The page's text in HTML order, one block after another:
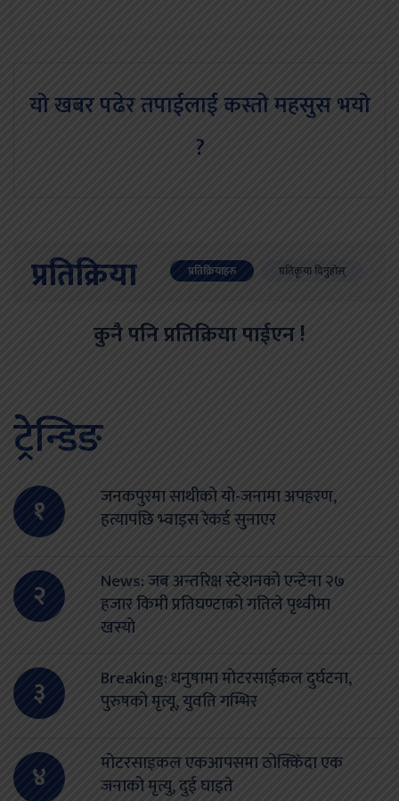
यो खबर पढेर तपाईलाई कस्तो महसुस भयो
?
प्रतिक्रिया प्रतिक्रियाहरु प्रतिकृया दिनुहोस्
कुनै पनि प्रतिक्रिया पाईएन !
ट्रेन्डिङ
१
जनकपुरमा साथीको यो-जनामा अपहरण,
हत्यापछि भ्वाइस रेकर्ड सुनाएर
२
News: जब अन्तरिक्ष स्टेशनको एन्टेना २७
हजार किमी प्रतिघण्टाको गतिले पृथ्वीमा
खस्यो
३
Breaking: धनुषामा मोटरसाईकल दुर्घटना,
पुरुषको मृत्यू, युवति गम्भिर
४
मोटरसाइकल एकआपसमा ठोक्किँदा एक
जनाको मृत्यु, दुई घाइते